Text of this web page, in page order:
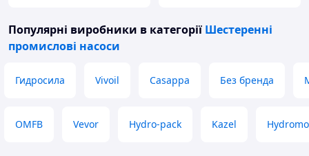
Популярні виробники в категорії Шестеренні
промислові насоси
Гидросила Vivoil Casappa Без бренда
OMFB Vevor Hydro-pack Kazel